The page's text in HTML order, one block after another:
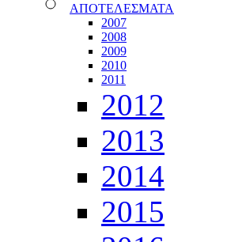
ΑΠΟΤΕΛΕΣΜΑΤΑ
2007
2008
2009
2010
2011
2012
2013
2014
2015